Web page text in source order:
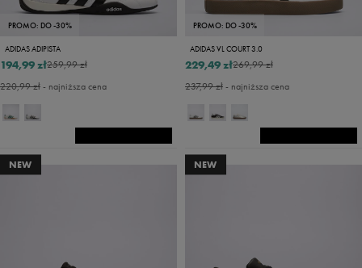
PROMO: DO -30%
ADIDAS ADIPISTA
259,99 zł
194,99 zł
220,99 zł- najniższa cena
PROMO: DO -30%
ADIDAS VL COURT 3.0
269,99 zł
229,49 zł
237,99 zł- najniższa cena
NEW NEW